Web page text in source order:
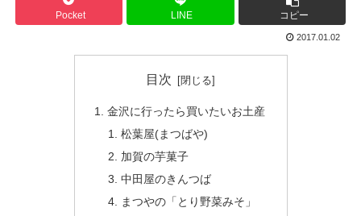
Pocket LINE コピー
2017.01.02
目次
金沢に行ったら買いたいお土産
松葉屋(まつばや)
加賀の芋菓子
中田屋のきんつば
まつやの「とり野菜みそ」